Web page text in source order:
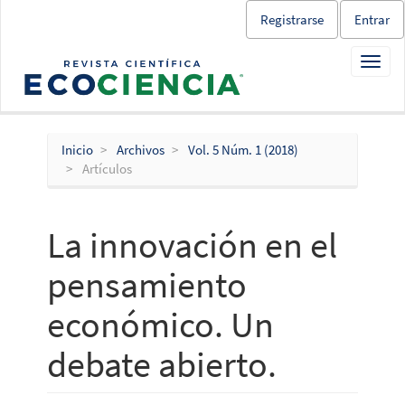
Navegación
principal
Contenido
lateral
Registrarse Entrar
Inicio Archivos
Vol. 5 Núm. 1 (2018)
Artículos
La innovación en el
pensamiento
económico. Un
debate abierto.